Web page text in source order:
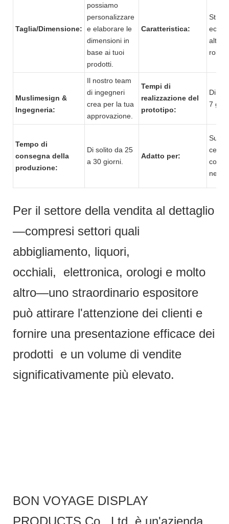
Taglia/Dimensione:
possiamo
personalizzare
e elaborare le
dimensioni in
base ai tuoi
prodotti.
Caratteristica:
alta
Muslimesign &
Ingegneria:
Il nostro team
di ingegneri
crea per la tua
approvazione.
Tempi di
realizzazione del
prototipo:
Di
7
Tempo di
consegna della
produzione:
Di solito da 25
a 30 giorni.
Adatto per:
centro
Per il settore della vendita al dettaglio
—compresi settori quali
abbigliamento, liquori,
occhiali, elettronica, orologi e molto
altro—uno straordinario espositore
può attirare l'attenzione dei clienti e
fornire una presentazione efficace dei
prodotti e un volume di vendite
significativamente più elevato.
BON VOYAGE DISPLAY
PRODUCTS Co., Ltd. è un'azienda